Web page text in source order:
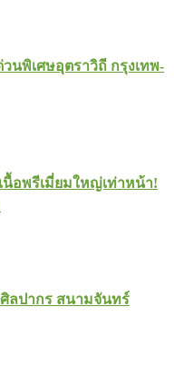
นพิเศษอุตราวิถี กรุงเทพ-
นื้อพรีเมี่ยมใหญ่เท่าหน้า!
ลปากร สนามจันทร์